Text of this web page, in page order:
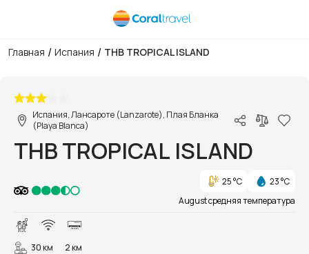
Главная / Испания / THB TROPICAL ISLAND
Испания, Лансароте (Lanzarote), Плая Бланка
(Playa Blanca)
THB TROPICAL ISLAND
25 °C
23 °C
August средняя температура
30 км 2 км